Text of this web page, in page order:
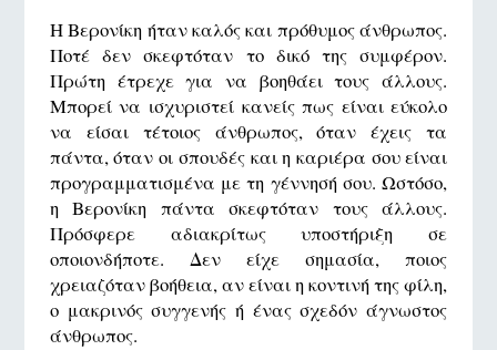
Η Βερονίκη ήταν καλός και πρόθυμος άνθρωπος.
Ποτέ δεν σκεφτόταν το δικό της συμφέρον.
Πρώτη έτρεχε για να βοηθάει τους άλλους.
Μπορεί να ισχυριστεί κανείς πως είναι εύκολο
να είσαι τέτοιος άνθρωπος, όταν έχεις τα
πάντα, όταν οι σπουδές και η καριέρα σου είναι
προγραμματισμένα με τη γέννησή σου. Ωστόσο,
η Βερονίκη πάντα σκεφτόταν τους άλλους.
Πρόσφερε αδιακρίτως υποστήριξη σε
οποιονδήποτε. Δεν είχε σημασία, ποιος
χρειαζόταν βοήθεια, αν είναι η κοντινή της φίλη,
ο μακρινός συγγενής ή ένας σχεδόν άγνωστος
άνθρωπος.